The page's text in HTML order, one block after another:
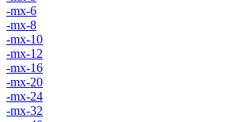
-mx-6
-mx-8
-mx-10
-mx-12
-mx-16
-mx-20
-mx-24
-mx-32